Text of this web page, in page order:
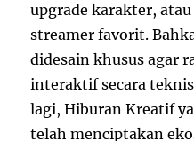
upgrade karakter,
streamer favorit.
didesain khusus agar
interaktif secara
lagi, Hiburan Kreatif
telah menciptakan